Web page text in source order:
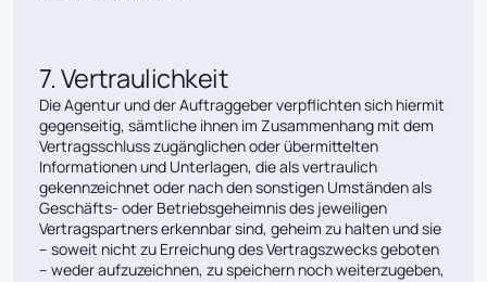
7. Vertraulichkeit
Die Agentur und der Auftraggeber verpflichten sich hiermit
gegenseitig, sämtliche ihnen im Zusammenhang mit dem
Vertragsschluss zugänglichen oder übermittelten
Informationen und Unterlagen, die als vertraulich
gekennzeichnet oder nach den sonstigen Umständen als
Geschäfts- oder Betriebsgeheimnis des jeweiligen
Vertragspartners erkennbar sind, geheim zu halten und sie
– soweit nicht zu Erreichung des Vertragszwecks geboten
– weder aufzuzeichnen, zu speichern noch weiterzugeben,